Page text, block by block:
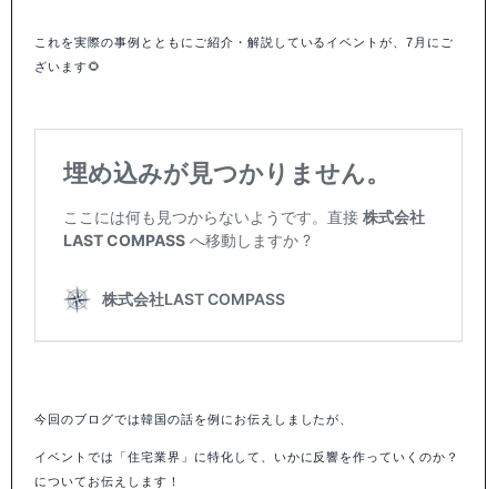
これを実際の事例とともにご紹介・解説しているイベントが、7月にご
ざいます🌻
今回のブログでは韓国の話を例にお伝えしましたが、
イベントでは「住宅業界」に特化して、いかに反響を作っていくのか？
についてお伝えします！